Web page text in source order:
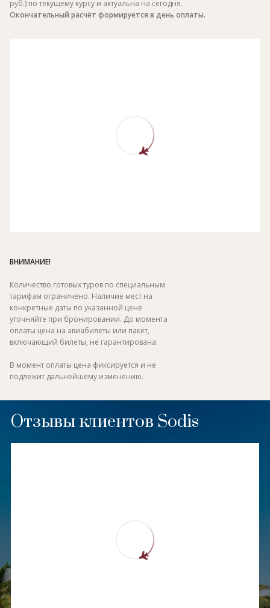
руб.) по текущему курсу и актуальна на сегодня.
Окончательный расчёт формируется в день оплаты.
ВНИМАНИЕ!
Количество готовых туров по специальным
тарифам ограничено. Наличие мест на
конкретные даты по указанной цене
уточняйте при бронировании. До момента
оплаты цена на авиабилеты или пакет,
включающий билеты, не гарантирована.
В момент оплаты цена фиксируется и не
подлежит дальнейшему изменению.
Отзывы клиентов Sodis